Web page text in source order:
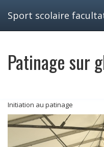
Sport scolaire
Patinage sur
Initiation au patinage